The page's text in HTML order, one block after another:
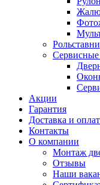
Рольставни
Акции
Гарантия
Доставка и
Контакты
О компании
Монтаж
Отзывы
Наши